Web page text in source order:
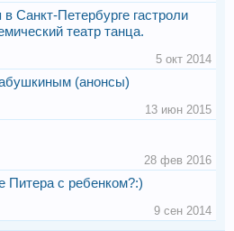
Санкт-Петербурге гастроли
театр танца.
5 окт 2014
(анонсы)
13 июн 2015
28 фев 2016
Питера с ребенком?:)
9 сен 2014